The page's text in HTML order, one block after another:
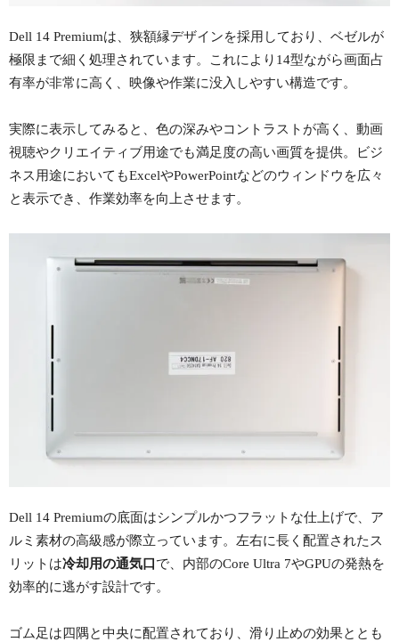
Dell 14 Premiumは、狭額縁デザインを採用しており、ベゼルが
極限まで細く処理されています。これにより14型ながら画面占
有率が非常に高く、映像や作業に没入しやすい構造です。
実際に表示してみると、色の深みやコントラストが高く、動画
視聴やクリエイティブ用途でも満足度の高い画質を提供。ビジ
ネス用途においてもExcelやPowerPointなどのウィンドウを広々
と表示でき、作業効率を向上させます。
Dell 14 Premiumの底面はシンプルかつフラットな仕上げで、ア
ルミ素材の高級感が際立っています。左右に長く配置されたス
リットは冷却用の通気口 で、内部のCore Ultra 7やGPUの発熱を
効率的に逃がす設計です。
ゴム足は四隅と中央に配置されており、滑り止めの効果ととも